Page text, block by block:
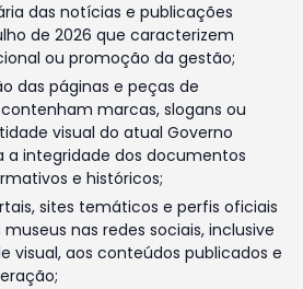
das notícias e publicações
de 2026 que caracterizem
ou promoção da gestão;
das páginas e peças de
marcas, slogans ou
visual do atual Governo
a integridade dos documentos
e históricos;
sites temáticos e perfis oficiais
nas redes sociais, inclusive
visual, aos conteúdos publicados e